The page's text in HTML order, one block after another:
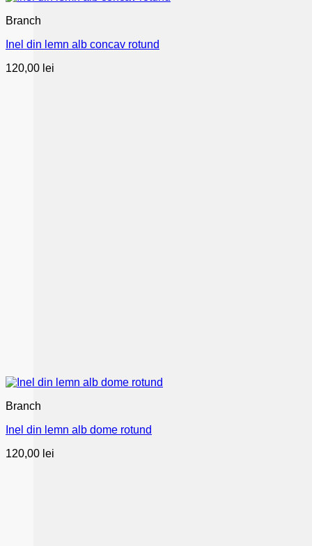
Branch
Inel din lemn alb concav rotund
120,00 lei
Branch
Inel din lemn alb dome rotund
120,00 lei